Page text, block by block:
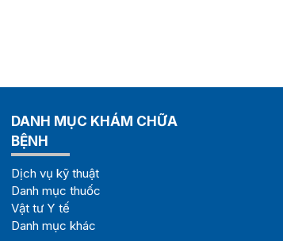
áo, đồ vải
DANH MỤC KHÁM CHỮA
BỆNH
Dịch vụ kỹ thuật
Danh mục thuốc
Vật tư Y tế
Danh mục khác